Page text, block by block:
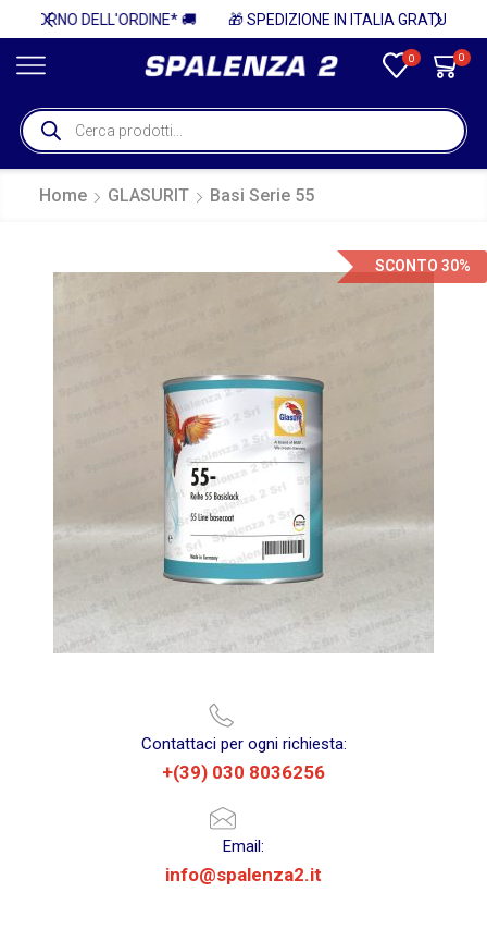
0 0
Home GLASURIT Basi Serie 55
SCONTO 30%
Contattaci per ogni richiesta:
+(39) 030 8036256
Email:
info@spalenza2.it